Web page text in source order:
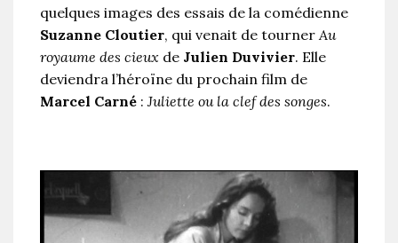
quelques images des essais de la comédienne
Suzanne Cloutier, qui venait de tourner Au
royaume des cieux de Julien Duvivier. Elle
deviendra l’héroïne du prochain film de
Marcel Carné : Juliette ou la clef des songes.